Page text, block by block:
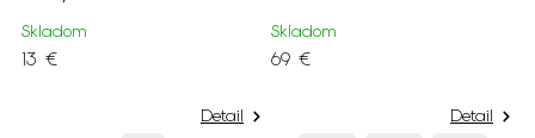
Skladom
13 €
Detail
Skladom
69 €
Detail